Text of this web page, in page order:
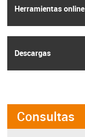
Herramientas online
Descargas
Consultas